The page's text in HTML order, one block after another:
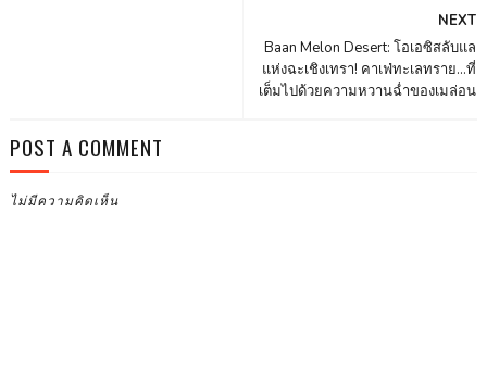
NEXT
Baan Melon Desert: โอเอซิสลับแล
แห่งฉะเชิงเทรา! คาเฟ่ทะเลทราย...ที่
เต็มไปด้วยความหวานฉ่ำของเมล่อน
POST A COMMENT
ไม่มีความคิดเห็น